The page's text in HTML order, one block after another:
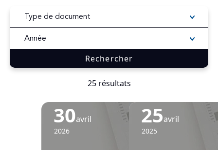
25 résultats
30avril
2026
25avril
2025